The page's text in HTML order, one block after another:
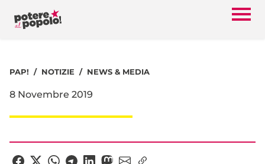
PAP! NOTIZIE NEWS & MEDIA
8 Novembre 2019